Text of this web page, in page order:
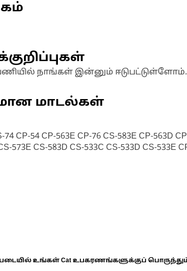
நாங்கள் இன்னும் ஈடுபட்டுள்ளோம்.
மாடல்கள்
CP-54 CP-563E CP-76 CS-583E CP-563D
573E CS-583D CS-533C CS-533D CS-533E
உங்கள் Cat உபகரணங்களுக்குப்